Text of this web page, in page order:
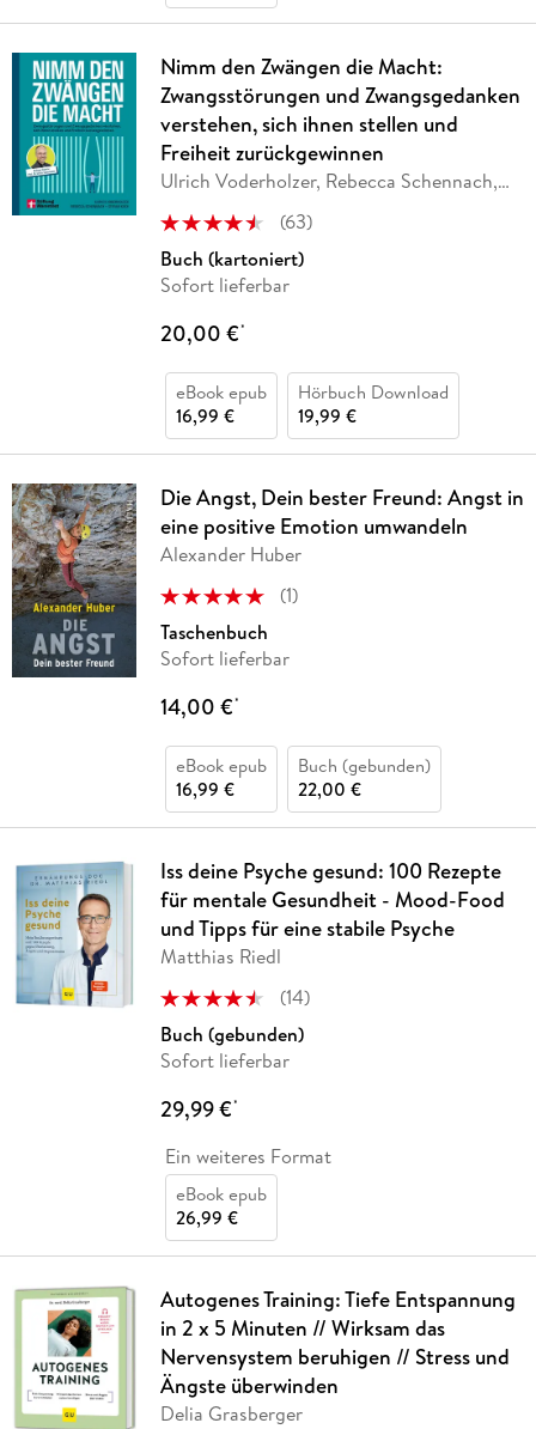
Nimm den Zwängen die Macht:
Zwangsstörungen und Zwangsgedanken
verstehen, sich ihnen stellen und
Freiheit zurückgewinnen
Ulrich Voderholzer, Rebecca Schennach,
(63)
Buch (kartoniert)
Sofort lieferbar
20,00 €*
eBook epub
16,99 €
Hörbuch Download
19,99 €
Die Angst, Dein bester Freund: Angst in
eine positive Emotion umwandeln
Alexander Huber
(1)
Taschenbuch
Sofort lieferbar
14,00 €*
eBook epub
16,99 €
Buch (gebunden)
22,00 €
Iss deine Psyche gesund: 100 Rezepte
für mentale Gesundheit - Mood-Food
und Tipps für eine stabile Psyche
Matthias Riedl
(14)
Buch (gebunden)
Sofort lieferbar
29,99 €*
Ein weiteres Format
eBook epub
26,99 €
Autogenes Training: Tiefe Entspannung
in 2 x 5 Minuten // Wirksam das
Nervensystem beruhigen // Stress und
Ängste überwinden
Delia Grasberger